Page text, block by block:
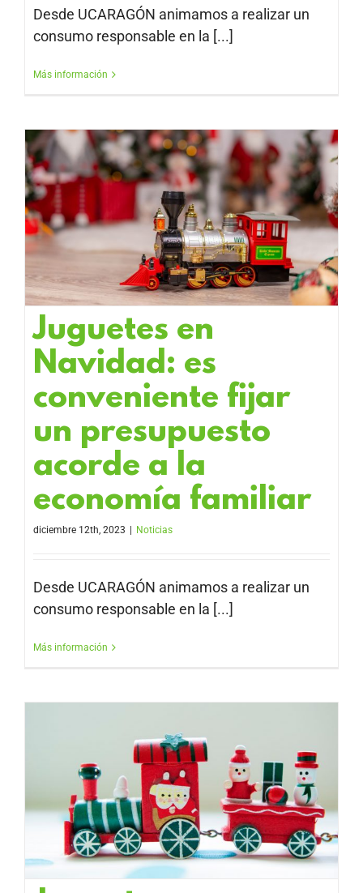
Desde UCARAGÓN animamos a realizar un
consumo responsable en la [...]
Más información
Juguetes en
Navidad: es
conveniente fijar
un presupuesto
acorde a la
economía familiar
diciembre 12th, 2023 Noticias
Desde UCARAGÓN animamos a realizar un
consumo responsable en la [...]
Más información